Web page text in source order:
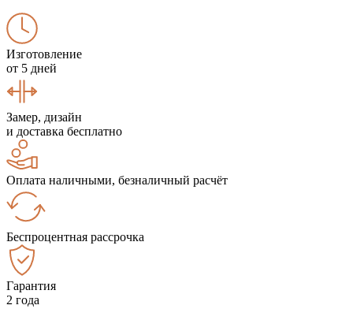
Изготовление
от 5 дней
Замер, дизайн
и доставка бесплатно
Оплата наличными, безналичный расчёт
Беспроцентная рассрочка
Гарантия
2 года